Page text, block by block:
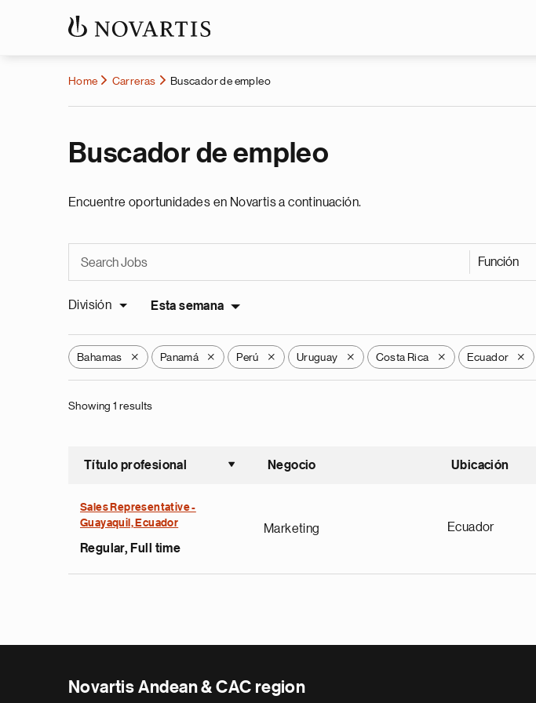
Home Carreras Buscador de empleo
Buscador de empleo
Encuentre oportunidades en Novartis a continuación.
Función
División Esta semana
Bahamas X Panamá X Perú X Uruguay X Costa Rica X Ecuador X
Showing 1 results
Título profesional
Ordenar ascendente
Negocio Ubicación
Sales Representative -
Guayaquil, Ecuador
Regular, Full time
Marketing Ecuador
Novartis Andean & CAC region